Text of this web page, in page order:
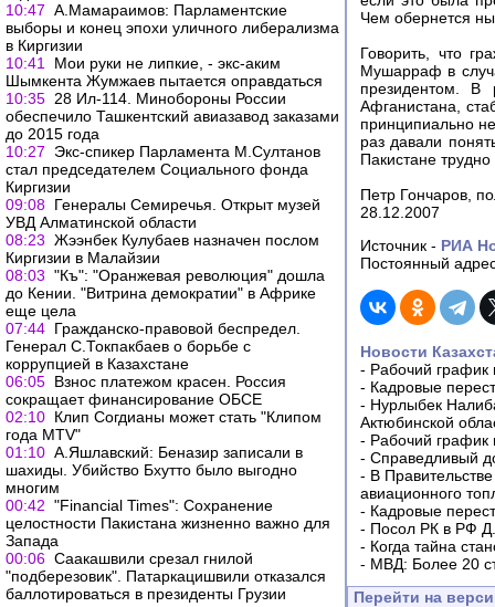
10:47 А.Мамараимов: Парламентские
выборы и конец эпохи уличного либерализма
в Киргизии
10:41
Мои руки не липкие, - экс-аким
Шымкента Жумжаев пытается оправдаться
10:35 28 Ил-114. Минобороны России
обеспечило Ташкентский авиазавод заказами
до 2015 года
10:27
Экс-спикер Парламента М.Султанов
стал председателем Социального фонда
Киргизии
09:08 Генералы Семиречья. Открыт музей
УВД Алматинской области
08:23 Жээнбек Кулубаев назначен послом
Киргизии в Малайзии
08:03 "Къ": "Оранжевая революция" дошла
до Кении. "Витрина демократии" в Африке
еще цела
07:44 Гражданско-правовой беспредел.
Генерал С.Токпакбаев о борьбе с
коррупцией в Казахстане
06:05 Взнос платежом красен. Россия
сокращает финансирование ОБСЕ
02:10 Клип Согдианы может стать "Клипом
года MTV"
01:10 А.Яшлавский: Беназир записали в
шахиды. Убийство Бхутто было выгодно
многим
00:42 "Financial Times": Сохранение
целостности Пакистана жизненно важно для
Запада
00:06 Саакашвили срезал гнилой
"подберезовик". Патаркацишвили отказался
баллотироваться в президенты Грузии
Чем обернется
Говорить, что
Мушарраф в
президентом. В
Афганистана,
принципиально
раз давали
Пакистане трудно
Петр Гончаров,
28.12.2007
Источник - РИА
Постоянный
Новости
- Рабочий график
- Кадровые
- Нурлыбек
Актюбинской
- Рабочий график
- Справедливый
- В
авиационного
- Кадровые
- Посол РК в РФ
- Когда тайна
- МВД: Более 20
Перейти на